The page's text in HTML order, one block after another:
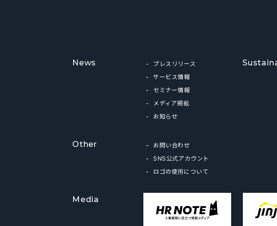
News
プレスリリース
サービス情報
セミナー情報
メディア掲載
お知らせ
Other
お問い合わせ
SNS公式アカウント
ロゴの使用について
Media